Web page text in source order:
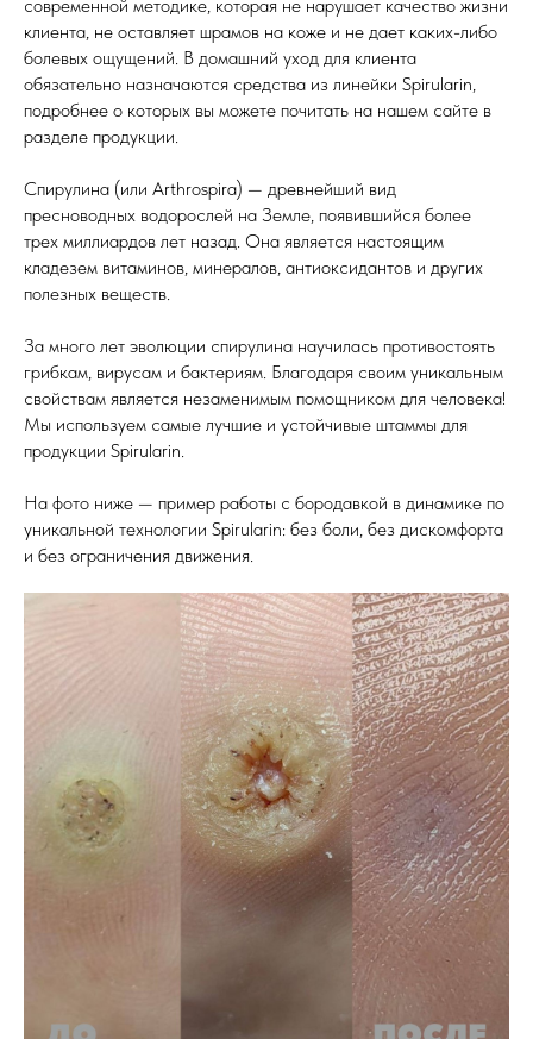
современной методике, которая не нарушает качество жизни
клиента, не оставляет шрамов на коже и не дает каких-либо
болевых ощущений. В домашний уход для клиента
обязательно назначаются средства из линейки Spirularin,
подробнее о которых вы можете почитать на нашем сайте в
разделе продукции.
Спирулина (или Arthrospira) — древнейший вид
пресноводных водорослей на Земле, появившийся более
трех миллиардов лет назад. Она является настоящим
кладезем витаминов, минералов, антиоксидантов и других
полезных веществ.
За много лет эволюции спирулина научилась противостоять
грибкам, вирусам и бактериям. Благодаря своим уникальным
свойствам является незаменимым помощником для человека!
Мы используем самые лучшие и устойчивые штаммы для
продукции Spirularin.
На фото ниже — пример работы с бородавкой в динамике по
уникальной технологии Spirularin: без боли, без дискомфорта
и без ограничения движения.